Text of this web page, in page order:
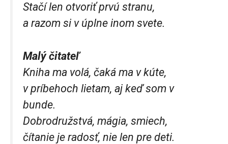
Stačí len otvoriť prvú stranu,
a razom si v úplne inom svete.
Malý čitateľ
Kniha ma volá, čaká ma v kúte,
v príbehoch lietam, aj keď som v
bunde.
Dobrodružstvá, mágia, smiech,
čítanie je radosť, nie len pre deti.